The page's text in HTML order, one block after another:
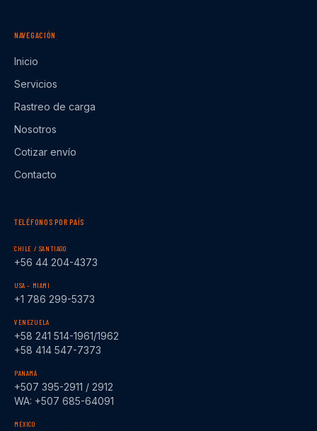
NAVEGACIÓN
Inicio
Servicios
Rastreo de carga
Nosotros
Cotizar envío
Contacto
TELÉFONOS POR PAÍS
CHILE / SANTIAGO
+56 44 204-4373
USA – MIAMI
+1 786 299-5373
VENEZUELA
+58 241 514-1961/1962
+58 414 547-7373
PANAMÁ
+507 395-2911 / 2912
WA: +507 685-64091
MÉXICO